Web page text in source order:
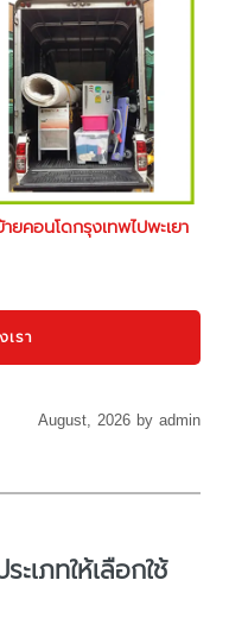
ยคอนโดกรุงเทพไปพะเยา
รา
August, 2026 by admin
เภทให้เลือกใช้